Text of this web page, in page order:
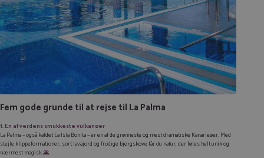
Fem gode grunde til at rejse til La Palma
1. En af verdens smukkeste vulkanøer
La Palma – også kaldetLa Isla Bonita– er en af de grønneste og mest dramatiske Kanarieøer. Med
stejle klippeformationer, sort lavajord og frodige bjergskove får du natur, der føles helt unik og
nærmest magisk🌋